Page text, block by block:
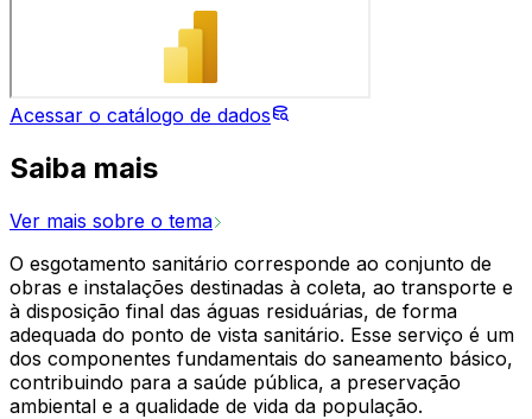
Acessar o catálogo de dados
Saiba mais
Ver mais sobre o tema
O esgotamento sanitário corresponde ao conjunto de
obras e instalações destinadas à coleta, ao transporte e
à disposição final das águas residuárias, de forma
adequada do ponto de vista sanitário. Esse serviço é um
dos componentes fundamentais do saneamento básico,
contribuindo para a saúde pública, a preservação
ambiental e a qualidade de vida da população.